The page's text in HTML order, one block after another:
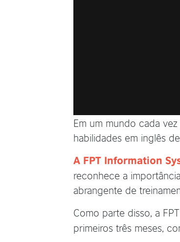
Em um mundo cada
habilidades em inglês
A FPT Information
reconhece a
abrangente de
Como parte disso, a
primeiros três meses,